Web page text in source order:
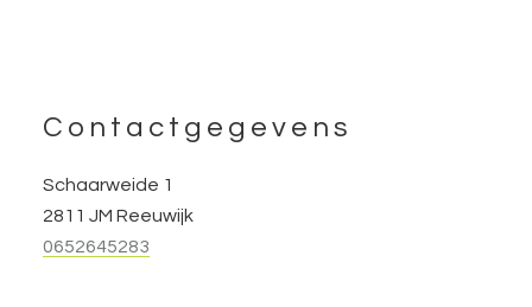
Footer
Contactgegevens
Schaarweide 1
2811 JM Reeuwijk
0652645283